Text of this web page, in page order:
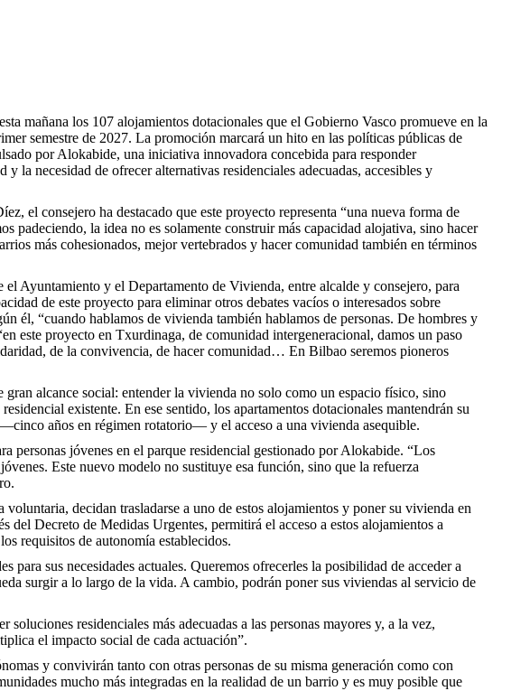
mañana los 107 alojamientos dotacionales que el Gobierno Vasco promueve en la
semestre de 2027. La promoción marcará un hito en las políticas públicas de
por Alokabide, una iniciativa innovadora concebida para responder
la necesidad de ofrecer alternativas residenciales adecuadas, accesibles y
el consejero ha destacado que este proyecto representa “una nueva forma de
padeciendo, la idea no es solamente construir más capacidad alojativa, sino hacer
más cohesionados, mejor vertebrados y hacer comunidad también en términos
Ayuntamiento y el Departamento de Vivienda, entre alcalde y consejero, para
de este proyecto para eliminar otros debates vacíos o interesados sobre
él, “cuando hablamos de vivienda también hablamos de personas. De hombres y
este proyecto en Txurdinaga, de comunidad intergeneracional, damos un paso
de la convivencia, de hacer comunidad… En Bilbao seremos pioneros
alcance social: entender la vivienda no solo como un espacio físico, sino
existente. En ese sentido, los apartamentos dotacionales mantendrán su
años en régimen rotatorio— y el acceso a una vivienda asequible.
personas jóvenes en el parque residencial gestionado por Alokabide. “Los
Este nuevo modelo no sustituye esa función, sino que la refuerza
decidan trasladarse a uno de estos alojamientos y poner su vivienda en
Decreto de Medidas Urgentes, permitirá el acceso a estos alojamientos a
requisitos de autonomía establecidos.
para sus necesidades actuales. Queremos ofrecerles la posibilidad de acceder a
surgir a lo largo de la vida. A cambio, podrán poner sus viviendas al servicio de
residenciales más adecuadas a las personas mayores y, a la vez,
el impacto social de cada actuación”.
y convivirán tanto con otras personas de su misma generación como con
mucho más integradas en la realidad de un barrio y es muy posible que